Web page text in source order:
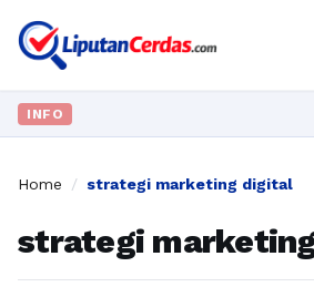
INFO
Home / strategi marketing digital
strategi